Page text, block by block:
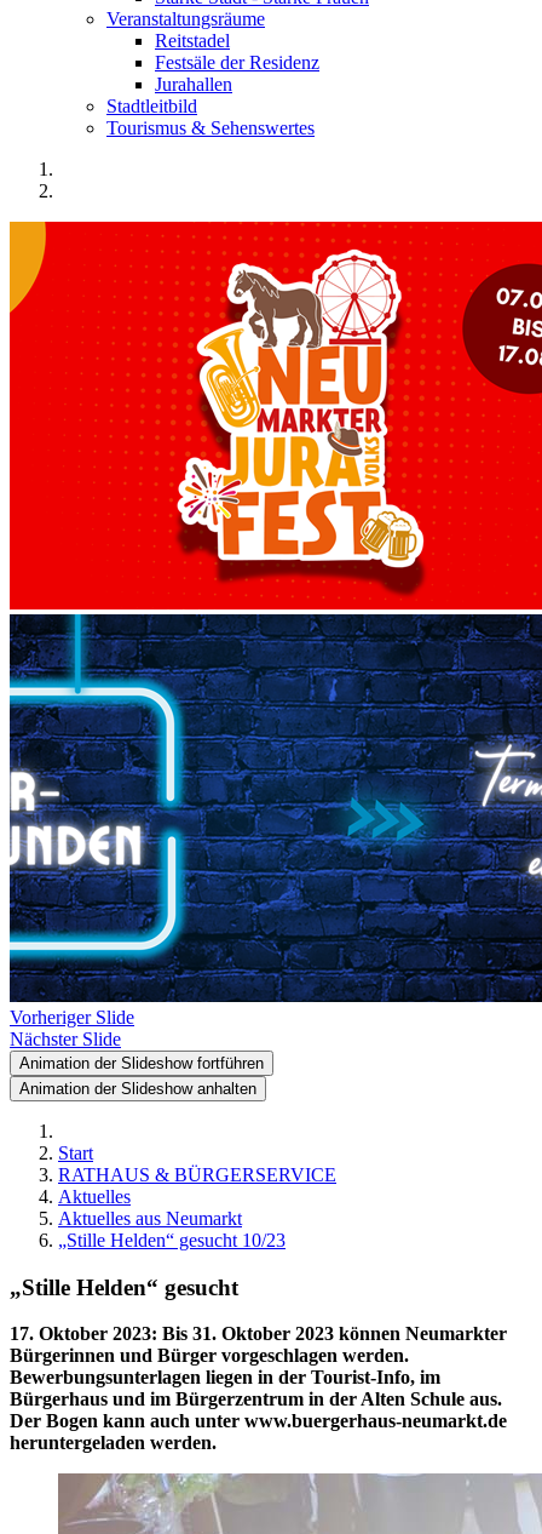
Veranstaltungsräume
Reitstadel
Festsäle der Residenz
Jurahallen
Stadtleitbild
Tourismus & Sehenswertes
Vorheriger Slide
Nächster Slide
Animation der Slideshow fortführen
Animation der Slideshow anhalten
Start
RATHAUS & BÜRGERSERVICE
Aktuelles
Aktuelles aus Neumarkt
„Stille Helden“ gesucht 10/23
„Stille Helden“ gesucht
17. Oktober 2023: Bis 31. Oktober 2023 können Neumarkter
Bürgerinnen und Bürger vorgeschlagen werden.
Bewerbungsunterlagen liegen in der Tourist-Info, im
Bürgerhaus und im Bürgerzentrum in der Alten Schule aus.
Der Bogen kann auch unter www.buergerhaus-neumarkt.de
heruntergeladen werden.